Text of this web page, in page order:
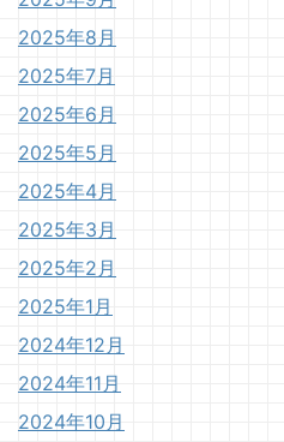
2025年8月
2025年7月
2025年6月
2025年5月
2025年4月
2025年3月
2025年2月
2025年1月
2024年12月
2024年11月
2024年10月